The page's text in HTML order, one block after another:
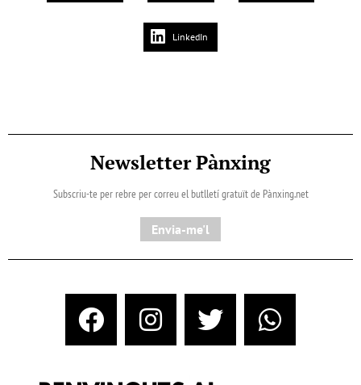
LinkedIn
Newsletter Pànxing
Subscriu-te per rebre per correu el butlletí gratuït de Pànxing.net​
Envia-me'l